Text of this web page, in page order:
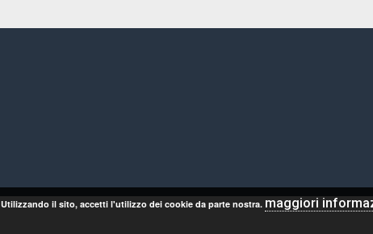
Utilizzando il sito, accetti l'utilizzo dei cookie da parte nostra. maggiori